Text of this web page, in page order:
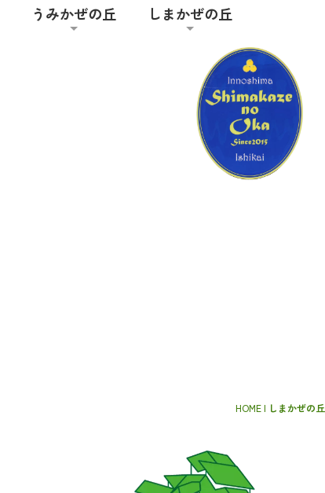
うみかぜの丘 しまかぜの丘
HOME| しまかぜの丘